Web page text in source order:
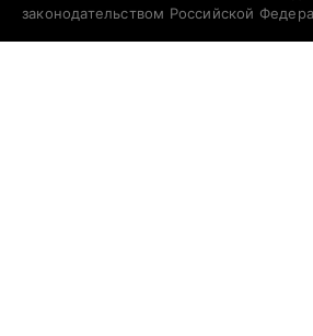
законодательством Российской